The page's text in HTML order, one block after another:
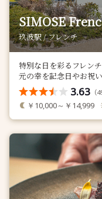
SIMOSE
玖波駅 / フレンチ
特別な日を彩るフレン
元の幸を記念日やお祝
3.63 （
￥10,000～￥14,999